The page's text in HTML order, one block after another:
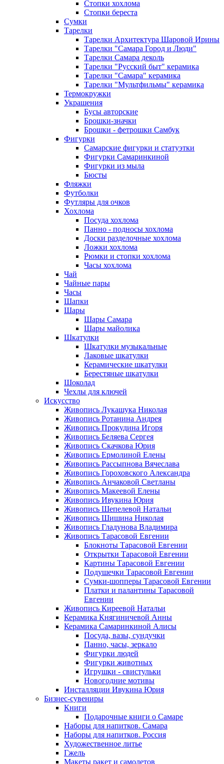
Стопки хохлома
Стопки береста
Сумки
Тарелки
Тарелки Архитектура Шаровой Ирины
Тарелки "Самара Город и Люди"
Тарелки Самара деколь
Тарелки "Русский быт" керамика
Тарелки "Самара" керамика
Тарелки "Мультфильмы" керамика
Термокружки
Украшения
Бусы авторские
Брошки-значки
Брошки - фетрошки Самбук
Фигурки
Самарские фигурки и статуэтки
Фигурки Самаринкиной
Фигурки из мыла
Бюсты
Фляжки
Футболки
Футляры для очков
Хохлома
Посуда хохлома
Панно - подносы хохлома
Доски разделочные хохлома
Ложки хохлома
Рюмки и стопки хохлома
Часы хохлома
Чай
Чайные пары
Часы
Шапки
Шары
Шары Самара
Шары майолика
Шкатулки
Шкатулки музыкальные
Лаковые шкатулки
Керамические шкатулки
Берестяные шкатулки
Шоколад
Чехлы для ключей
Искусство
Живопись Лукашука Николая
Живопись Ротанина Андрея
Живопись Прокудина Игоря
Живопись Беляева Сергея
Живопись Скачкова Юрия
Живопись Ермолиной Елены
Живопись Рассыпнова Вячеслава
Живопись Гороховского Александра
Живопись Анчаковой Светланы
Живопись Макеевой Елены
Живопись Ивукина Юрия
Живопись Шепелевой Натальи
Живопись Шишина Николая
Живопись Гладунова Владимира
Живопись Тарасовой Евгении
Блокноты Тарасовой Евгении
Открытки Тарасовой Евгении
Картины Тарасовой Евгении
Подушечки Тарасовой Евгении
Сумки-шопперы Тарасовой Евгении
Платки и палантины Тарасовой
Евгении
Живопись Киреевой Натальи
Керамика Княгиничевой Анны
Керамика Самаринкиной Алисы
Посуда, вазы, сундучки
Панно, часы, зеркало
Фигурки людей
Фигурки животных
Игрушки - свистульки
Новогодние мотивы
Инсталляции Ивукина Юрия
Бизнес-сувениры
Книги
Подарочные книги о Самаре
Наборы для напитков. Самара
Наборы для напитков. Россия
Художественное литье
Гжель
Макеты ракет и самолетов